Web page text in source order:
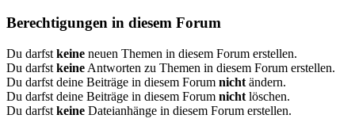
Berechtigungen in diesem Forum
Du darfst keine neuen Themen in diesem Forum erstellen.
Du darfst keine Antworten zu Themen in diesem Forum erstellen.
Du darfst deine Beiträge in diesem Forum nicht ändern.
Du darfst deine Beiträge in diesem Forum nicht löschen.
Du darfst keine Dateianhänge in diesem Forum erstellen.